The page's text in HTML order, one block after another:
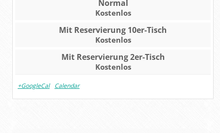
Normal
Kostenlos
Mit Reservierung 10er-Tisch
Kostenlos
Mit Reservierung 2er-Tisch
Kostenlos
+GoogleCal Calendar